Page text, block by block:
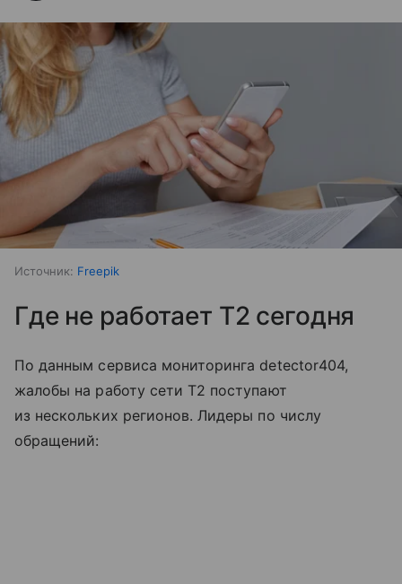
Источник: Freepik
Где не работает T2 сегодня
По данным сервиса мониторинга detector404,
жалобы на работу сети T2 поступают
из нескольких регионов. Лидеры по числу
обращений: